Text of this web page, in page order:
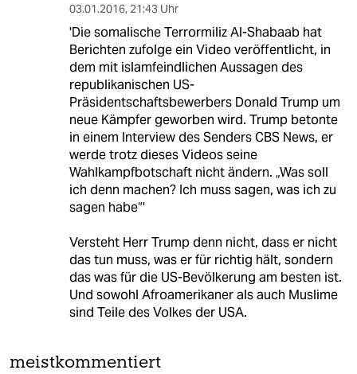
03.01.2016, 21:43 Uhr
'Die somalische Terrormiliz Al-Shabaab hat
Berichten zufolge ein Video veröffentlicht, in
dem mit islamfeindlichen Aussagen des
republikanischen US-
Präsidentschaftsbewerbers Donald Trump um
neue Kämpfer geworben wird. Trump betonte
in einem Interview des Senders CBS News, er
werde trotz dieses Videos seine
Wahlkampfbotschaft nicht ändern. „Was soll
ich denn machen? Ich muss sagen, was ich zu
sagen habe“'
Versteht Herr Trump denn nicht, dass er nicht
das tun muss, was er für richtig hält, sondern
das was für die US-Bevölkerung am besten ist.
Und sowohl Afroamerikaner als auch Muslime
sind Teile des Volkes der USA.
meistkommentiert